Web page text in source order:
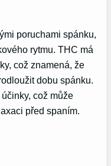
poruchami spánku,
rytmu. THC má
což znamená, že
dobu spánku.
což může
před spaním.